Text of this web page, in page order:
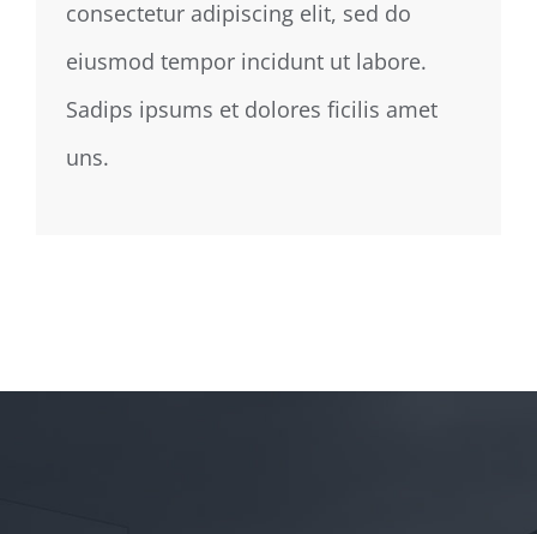
consectetur adipiscing elit, sed do
eiusmod tempor incidunt ut labore.
Sadips ipsums et dolores ficilis amet
uns.